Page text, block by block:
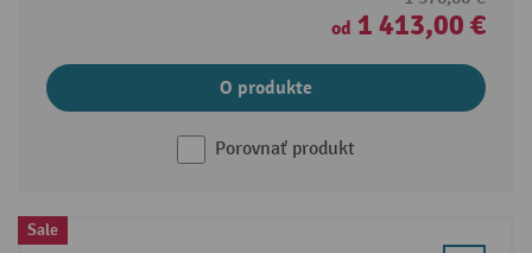
od 1 413,00 €
O produkte
Porovnať produkt
Sale